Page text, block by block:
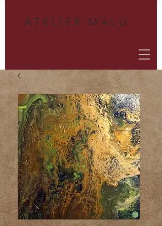
A TELIER MALU